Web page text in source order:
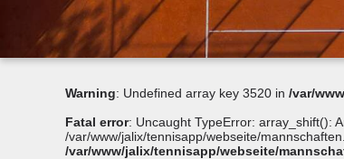
Warning: Undefined array key 3520 in /var/
Fatal error: Uncaught TypeError: array_shift():
/var/www/jalix/tennisapp/webseite/
/var/www/jalix/tennisapp/webseite/